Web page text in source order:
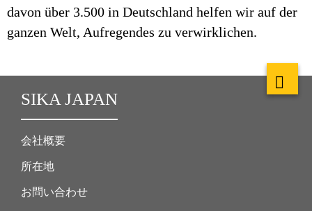
davon über 3.500 in Deutschland helfen wir auf der
ganzen Welt, Aufregendes zu verwirklichen.
SIKA JAPAN
会社概要
所在地
お問い合わせ